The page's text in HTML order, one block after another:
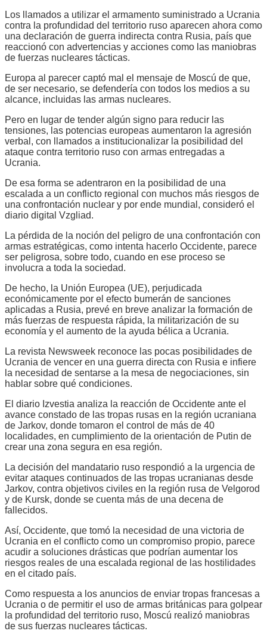
Los llamados a utilizar el armamento suministrado a Ucrania
contra la profundidad del territorio ruso aparecen ahora como
una declaración de guerra indirecta contra Rusia, país que
reaccionó con advertencias y acciones como las maniobras
de fuerzas nucleares tácticas.
Europa al parecer captó mal el mensaje de Moscú de que,
de ser necesario, se defendería con todos los medios a su
alcance, incluidas las armas nucleares.
Pero en lugar de tender algún signo para reducir las
tensiones, las potencias europeas aumentaron la agresión
verbal, con llamados a institucionalizar la posibilidad del
ataque contra territorio ruso con armas entregadas a
Ucrania.
De esa forma se adentraron en la posibilidad de una
escalada a un conflicto regional con muchos más riesgos de
una confrontación nuclear y por ende mundial, consideró el
diario digital Vzgliad.
La pérdida de la noción del peligro de una confrontación con
armas estratégicas, como intenta hacerlo Occidente, parece
ser peligrosa, sobre todo, cuando en ese proceso se
involucra a toda la sociedad.
De hecho, la Unión Europea (UE), perjudicada
económicamente por el efecto bumerán de sanciones
aplicadas a Rusia, prevé en breve analizar la formación de
más fuerzas de respuesta rápida, la militarización de su
economía y el aumento de la ayuda bélica a Ucrania.
La revista Newsweek reconoce las pocas posibilidades de
Ucrania de vencer en una guerra directa con Rusia e infiere
la necesidad de sentarse a la mesa de negociaciones, sin
hablar sobre qué condiciones.
El diario Izvestia analiza la reacción de Occidente ante el
avance constado de las tropas rusas en la región ucraniana
de Jarkov, donde tomaron el control de más de 40
localidades, en cumplimiento de la orientación de Putin de
crear una zona segura en esa región.
La decisión del mandatario ruso respondió a la urgencia de
evitar ataques continuados de las tropas ucranianas desde
Jarkov, contra objetivos civiles en la región rusa de Velgorod
y de Kursk, donde se cuenta más de una decena de
fallecidos.
Así, Occidente, que tomó la necesidad de una victoria de
Ucrania en el conflicto como un compromiso propio, parece
acudir a soluciones drásticas que podrían aumentar los
riesgos reales de una escalada regional de las hostilidades
en el citado país.
Como respuesta a los anuncios de enviar tropas francesas a
Ucrania o de permitir el uso de armas británicas para golpear
la profundidad del territorio ruso, Moscú realizó maniobras
de sus fuerzas nucleares tácticas.